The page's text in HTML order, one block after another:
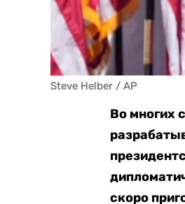
Steve Helber / AP
Во многих
скоро